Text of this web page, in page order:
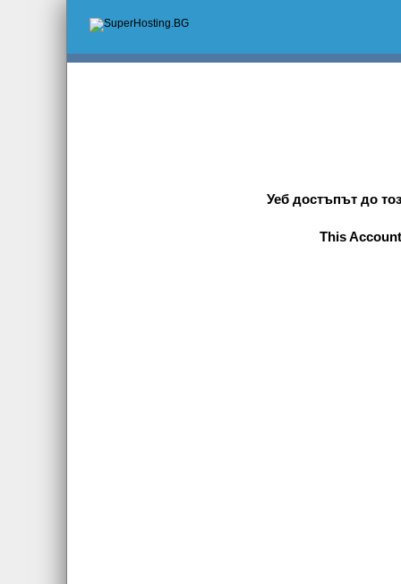
Уеб достъпът до
This